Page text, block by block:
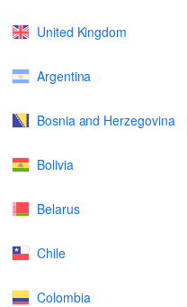
United Kingdom
Argentina
Bosnia and Herzegovina
Bolivia
Belarus
Chile
Colombia